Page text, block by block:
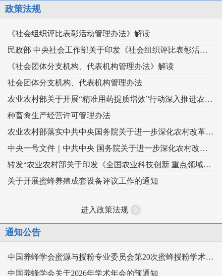
政策法规
《社会组织评比表彰活动管理办法》解读
民政部 中央社会工作部关于印发《社会组织评比表彰活动管理办法》的通知
《社会团体分支机构、代表机构管理办法》解读
社会团体分支机构、代表机构管理办法
农业农村部关于开展“精准用药提质增效”行动深入推进农药科学安全使用工作的指导意见
种畜禽生产经营许可管理办法
农业农村部落实中共中央国务院关于进一步深化农村改革扎实推进乡村全面振兴 工作部署的实施意见
中央一号文件｜中共中央 国务院关于进一步深化农村改革 扎实推进乡村全面振兴的意见
转发“农业农村部关于印发《全国农业科技创新 重点领域（2024–2028年）》的通知”
关于开展蜜蜂养殖成套设备评议工作的通知
进入政策法规
通知公告
中国养蜂学会蜜源与授粉专业委员会第20次蜜蜂授粉学术交流会暨向日葵授粉现场观摩会通知 （第二轮）
中国养蜂学会关于2026年学术年会的预通知